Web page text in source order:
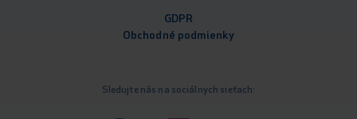
GDPR
Obchodné podmienky
Sledujte nás na sociálnych sieťach: